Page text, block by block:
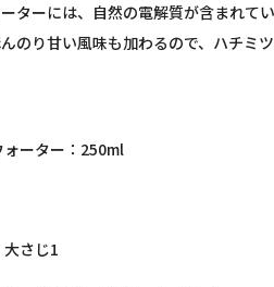
ターには、自然の電解質が含まれて
のり甘い風味も加わるので、ハチミ
ォーター：250ml
大さじ1